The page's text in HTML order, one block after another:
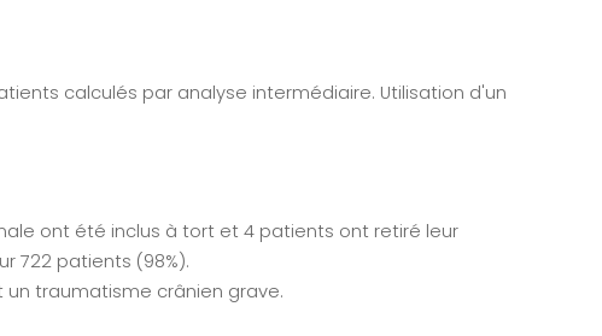
calculés par analyse intermédiaire. Utilisation d'un
ont été inclus à tort et 4 patients ont retiré leur
722 patients (98%).
un traumatisme crânien grave.